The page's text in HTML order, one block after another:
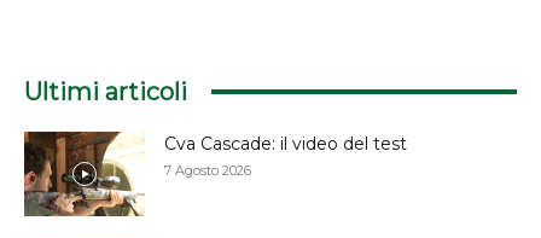
Ultimi articoli
Cva Cascade: il video del test
7 Agosto 2026